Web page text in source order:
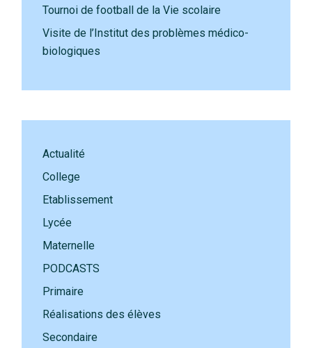
Tournoi de football de la Vie scolaire
Visite de l’Institut des problèmes médico-
biologiques
Actualité
College
Etablissement
Lycée
Maternelle
PODCASTS
Primaire
Réalisations des élèves
Secondaire